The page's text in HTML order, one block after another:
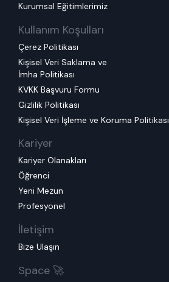
Kurumsal Eğitimlerimiz
Kullanım Koşulları
Çerez Politikası
Kişisel Veri Saklama ve
İmha Politikası
KVKK Başvuru Formu
Gizlilik Politikası
Kişisel Veri İşleme ve Koruma Politikası
Kariyer
Kariyer Olanakları
Öğrenci
Yeni Mezun
Profesyonel
İletişim
Bize Ulaşın
Space 🚀